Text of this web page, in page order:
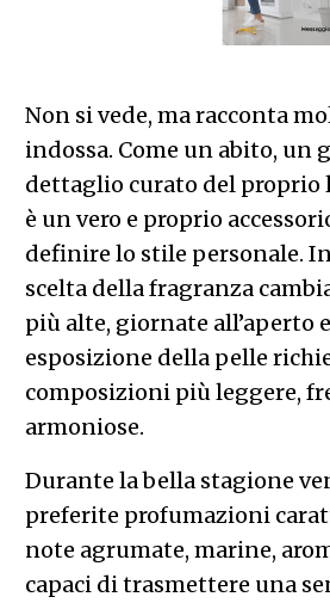
Non si vede, ma racconta
indossa. Come un abito, un
dettaglio curato del proprio
è un vero e proprio
definire lo stile personale.
scelta della fragranza
più alte, giornate all’aperto
esposizione della pelle
composizioni più leggere,
armoniose.
Durante la bella stagione
preferite profumazioni
note agrumate, marine,
capaci di trasmettere una